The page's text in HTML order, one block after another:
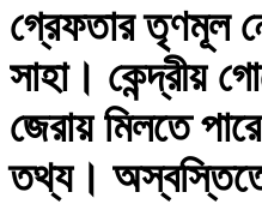
গ্রেফতার তৃণমূল
সাহা। কেন্দ্রীয়
জেরায় মিলতে
তথ্য।